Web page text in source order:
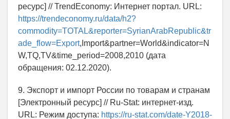
ресурс] // TrendEconomy: Интернет портал. URL:
https://trendeconomy.ru/data/h2?
commodity=TOTAL&reporter=SyrianArabRepublic&tr
ade_flow=Export,Import&partner=World&indicator=N
W,TQ,TV&time_period=2008,2010 (дата
обращения: 02.12.2020).
9. Экспорт и импорт России по товарам и странам
[Электронный ресурс] // Ru-Stat: интернет-изд.
URL: Режим доступа: https://ru-stat.com/date-Y2018-